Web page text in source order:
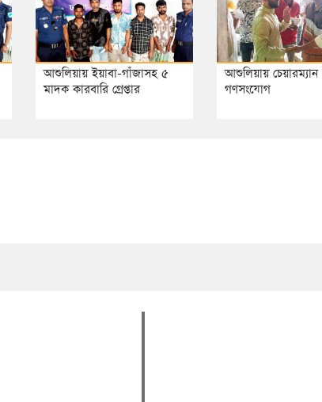
আশুলিয়ায় ইয়াবা-গাঁজাসহ ৫
মাদক কারবারি গ্রেপ্তার
আশুলিয়ায় চেয়ারম্যান
গণসংযোগ